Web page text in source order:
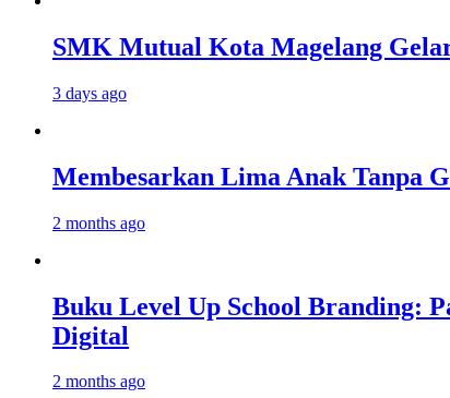
SMK Mutual Kota Magelang
3 days ago
Membesarkan Lima Anak Tanpa
2 months ago
Buku Level Up School Branding:
Digital
2 months ago